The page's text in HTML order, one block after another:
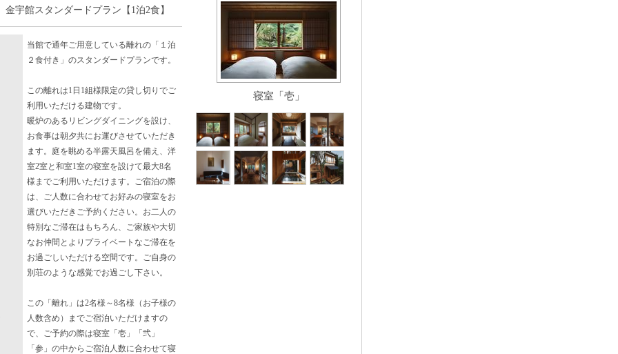
寝室「壱」
金宇館スタンダードプラン【1泊2食】
当館で通年ご用意している離れの「１泊
２食付き」のスタンダードプランです。
この離れは1日1組様限定の貸し切りでご
利用いただける建物です。
暖炉のあるリビングダイニングを設け、
お食事は朝夕共にお運びさせていただき
ます。庭を眺める半露天風呂を備え、洋
室2室と和室1室の寝室を設けて最大8名
様までご利用いただけます。ご宿泊の際
は、ご人数に合わせてお好みの寝室をお
選びいただきご予約ください。お二人の
特別なご滞在はもちろん、ご家族や大切
なお仲間とよりプライベートなご滞在を
お過ごしいただける空間です。ご自身の
別荘のような感覚でお過ごし下さい。
この「離れ」は2名様～8名様（お子様の
人数含め）までご宿泊いただけますの
で、ご予約の際は寝室「壱」「弐」
「参」の中からご宿泊人数に合わせて寝